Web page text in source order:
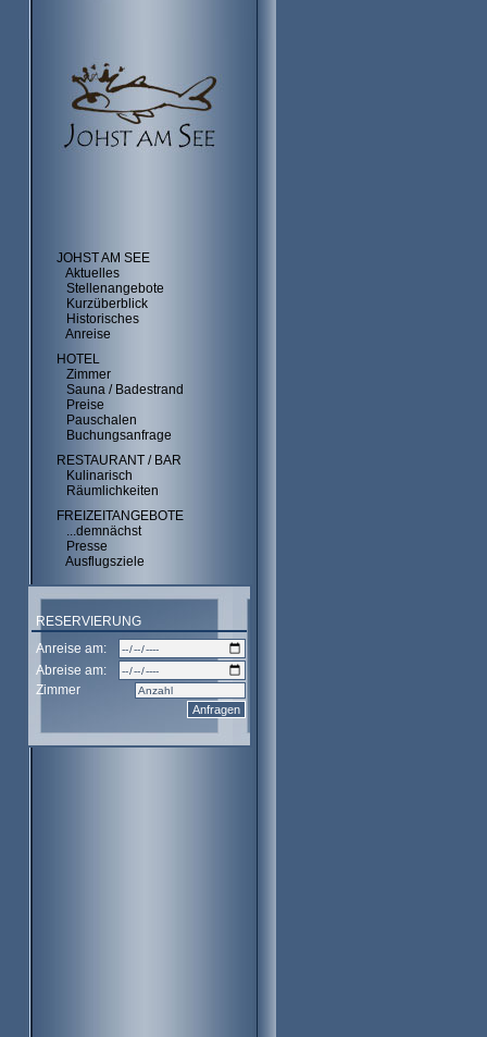
JOHST AM SEE
Aktuelles
Stellenangebote
Kurzüberblick
Historisches
Anreise
HOTEL
Zimmer
Sauna / Badestrand
Preise
Pauschalen
Buchungsanfrage
RESTAURANT / BAR
Kulinarisch
Räumlichkeiten
FREIZEITANGEBOTE
...demnächst
Presse
Ausflugsziele
RESERVIERUNG
Anreise am:
Abreise am:
Zimmer